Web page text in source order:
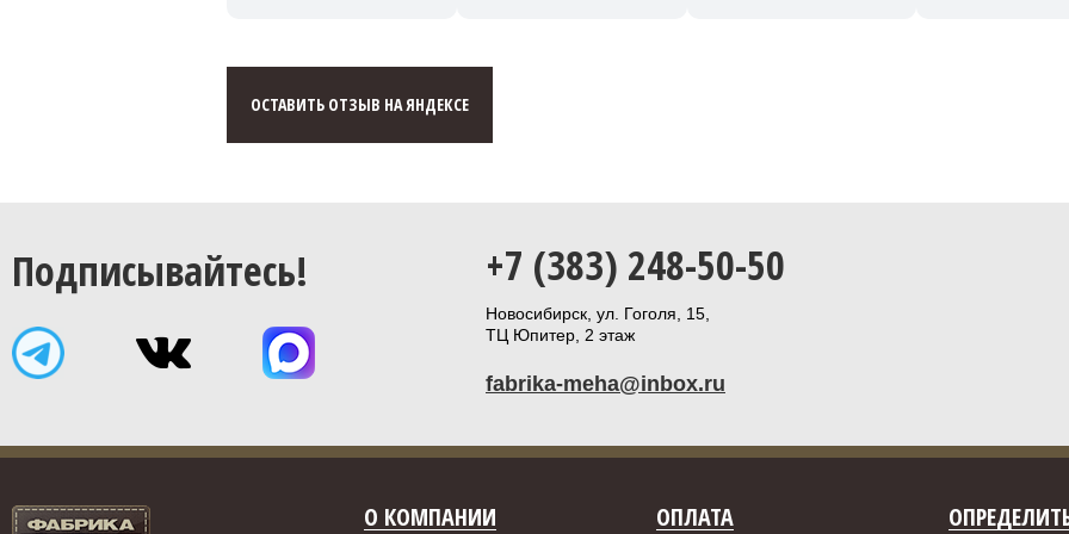
ОСТАВИТЬ ОТЗЫВ НА ЯНДЕКСЕ
Подписывайтесь! +7 (383) 248-50-50
Новосибирск, ул. Гоголя, 15,
ТЦ Юпитер, 2 этаж
fabrika-meha@inbox.ru
О КОМПАНИИ ОПЛАТА